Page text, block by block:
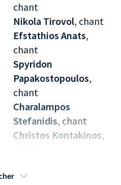
chant
Nikola Tirovol, chant
Efstathios Anats,
chant
Spyridon
Papakostopoulos,
chant
Charalampos
Stefanidis, chant
Christos Kontakinos,
chant